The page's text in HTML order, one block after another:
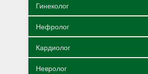
Гинеколог
Нефролог
Кардиолог
Невролог